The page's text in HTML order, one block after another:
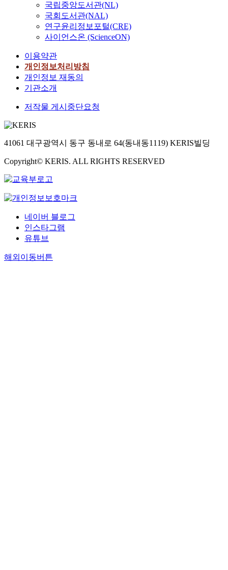
국립중앙도서관(NL)
국회도서관(NAL)
연구윤리정보포털(CRE)
사이언스온 (ScienceON)
이용약관
개인정보처리방침
개인정보 재동의
기관소개
저작물 게시중단요청
41061 대구광역시 동구 동내로 64(동내동1119) KERIS빌딩
Copyright© KERIS. ALL RIGHTS RESERVED
네이버 블로그
인스타그램
유튜브
해외이동버튼